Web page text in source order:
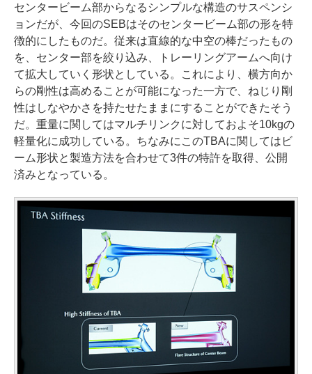
センタービーム部からなるシンプルな構造のサスペンシ
ョンだが、今回のSEBはそのセンタービーム部の形を特
徴的にしたものだ。従来は直線的な中空の棒だったもの
を、センター部を絞り込み、トレーリングアームへ向け
て拡大していく形状としている。これにより、横方向か
らの剛性は高めることが可能になった一方で、ねじり剛
性はしなやかさを持たせたままにすることができたそう
だ。重量に関してはマルチリンクに対しておよそ10kgの
軽量化に成功している。ちなみにこのTBAに関してはビ
ーム形状と製造方法を合わせて3件の特許を取得、公開
済みとなっている。